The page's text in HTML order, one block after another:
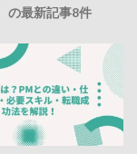
の最新記事8件